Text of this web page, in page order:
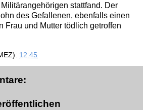
stattfand. Der
des Gefallenen, ebenfalls einen
Frau und Mutter tödlich getroffen
12:45